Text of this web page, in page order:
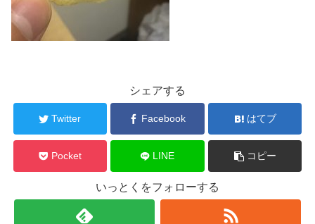
シェアする
Twitter Facebook はてブ
Pocket LINE コピー
いっとくをフォローする